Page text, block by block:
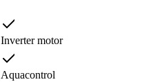
Inverter motor
Aquacontrol